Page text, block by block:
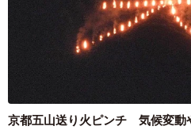
京都五山送り火ピンチ 気候変動